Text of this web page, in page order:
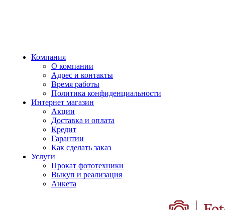
Компания
О компании
Адрес и контакты
Время работы
Политика конфиденциальности
Интернет магазин
Акции
Доставка и оплата
Кредит
Гарантии
Как сделать заказ
Услуги
Прокат фототехники
Выкуп и реализация
Анкета